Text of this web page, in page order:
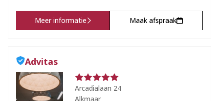
Meer informatie Maak afspraak
Advitas
Arcadialaan 24
Alkmaar